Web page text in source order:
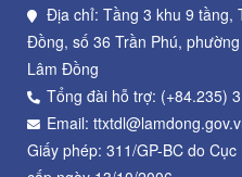
Địa chỉ: Tầng 3 khu 9 tầng,
Đồng, số 36 Trần Phú,
Lâm Đồng
Tổng đài hỗ trợ: (+84.235)
Email:
Giấy phép: 311/GP-BC do